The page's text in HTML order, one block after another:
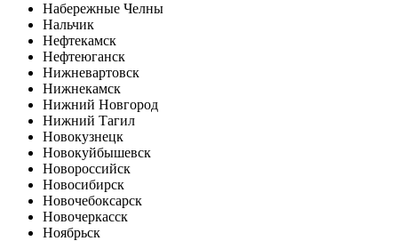
Набережные Челны
Нальчик
Нефтекамск
Нефтеюганск
Нижневартовск
Нижнекамск
Нижний Новгород
Нижний Тагил
Новокузнецк
Новокуйбышевск
Новороссийск
Новосибирск
Новочебоксарск
Новочеркасск
Ноябрьск